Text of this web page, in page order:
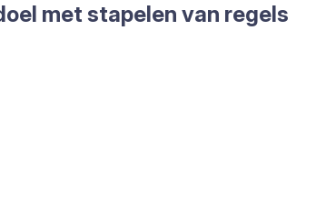
met sta­pe­len van regels